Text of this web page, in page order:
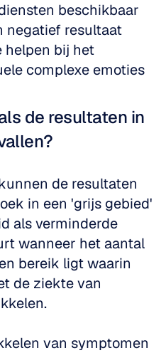
beschikbaar
negatief resultaat
helpen bij het
complexe emoties
de resultaten in
de resultaten
in een 'grijs gebied'
als verminderde
wanneer het aantal
bereik ligt waarin
de ziekte van
van symptomen